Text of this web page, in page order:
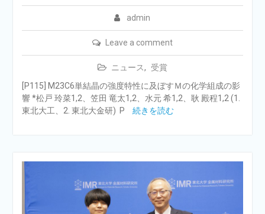
admin
Leave a comment
ニュース,
受賞
[P115] M23C6単結晶の強度特性に及ぼすＭの化学組成の影
響 *松戸 玲菜1,2、笠田 竜太1,2、水元 希1,2、耿 殿程1,2 (1.
東北大工、2. 東北大金研) P
続きを読む